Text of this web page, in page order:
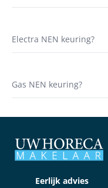
Electra NEN keuring?
Gas NEN keuring?
Eerlijk advies